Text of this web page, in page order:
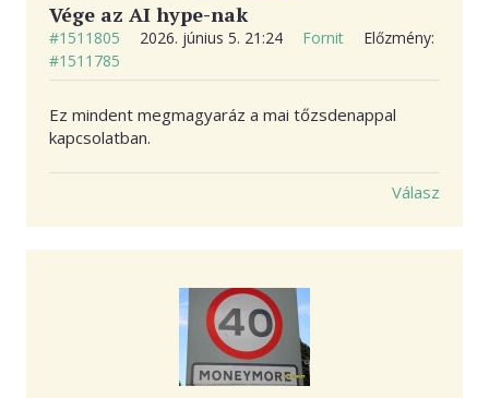
Vége az AI hype-nak
#1511805 2026. június 5. 21:24 Fornit
Előzmény:
#1511785
Ez mindent megmagyaráz a mai tőzsdenappal
kapcsolatban.
Válasz